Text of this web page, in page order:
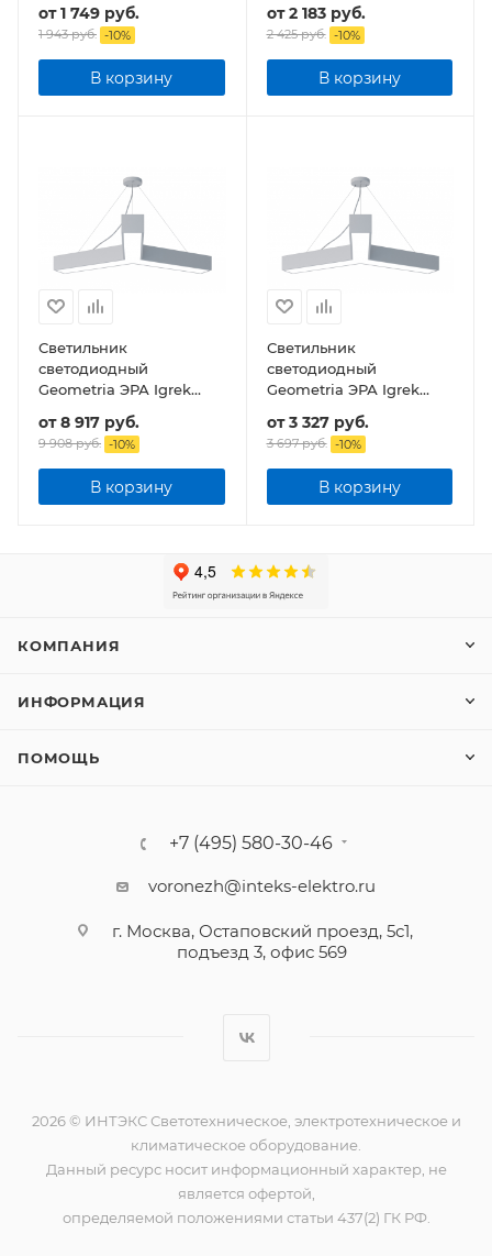
4000К 1750Лм IP40
600*600*80 подвесной
от1 749 руб.
1 943 руб. -10%
В корзину
44Вт 4000К 3000Лм
IP40 800*800*80
подвесной
от2 183 руб.
2 425 руб. -10%
В корзину
Светильник
светодиодный
Geometria ЭРА Igrek
4000К 3700Лм IP40
900*900*80 подвесной
от8 917 руб.
9 908 руб. -10%
В корзину
Светильник
светодиодный
Geometria ЭРА Igrek
66Вт 4000К 4000Лм
IP40 1200*1200*80
подвесной
от3 327 руб.
3 697 руб. -10%
В корзину
КОМПАНИЯ
ИНФОРМАЦИЯ
ПОМОЩЬ
+7 (495) 580-30-46
voronezh@inteks-elektro.ru
г. Москва, Остаповский проезд, 5с1,
подъезд 3, офис 569
2026 © ИНТЭКС Светотехническое, электротехническое и
климатическое оборудование.
Данный ресурс носит информационный характер, не
является офертой,
определяемой положениями статьи 437(2) ГК РФ.